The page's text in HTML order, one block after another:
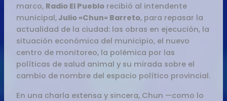
marco, Radio El Pueblo recibió al intendente
municipal,Julio «Chun» Barreto, para repasar la
actualidad de la ciudad: las obras en ejecución, la
situación económica del municipio, el nuevo
centro de monitoreo, la polémica por las
políticas de salud animal y su mirada sobre el
cambio de nombre del espacio político provincial.
En una charla extensa y sincera, Chun —como lo